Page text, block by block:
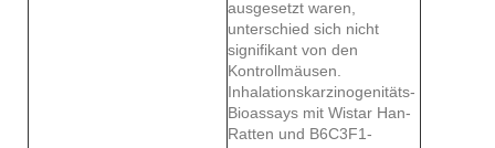
ausgesetzt waren,
unterschied sich nicht
signifikant von den
Kontrollmäusen.
Inhalationskarzinogenitäts-
Bioassays mit Wistar Han-
Ratten und B6C3F1-